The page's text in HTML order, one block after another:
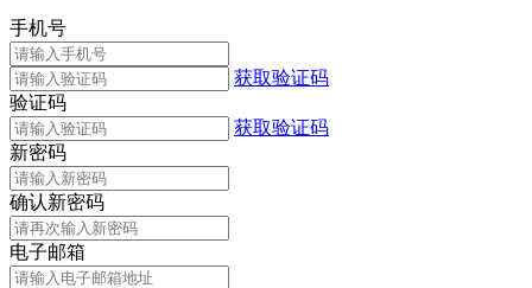
手机号
获取验证码
验证码
获取验证码
新密码
确认新密码
电子邮箱